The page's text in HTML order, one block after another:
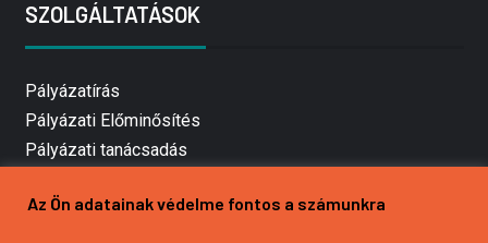
SZOLGÁLTATÁSOK
Pályázatírás
Pályázati Előminősítés
Pályázati tanácsadás
Mezőgazdasági pályázatírás
Az Ön adatainak védelme fontos a számunkra